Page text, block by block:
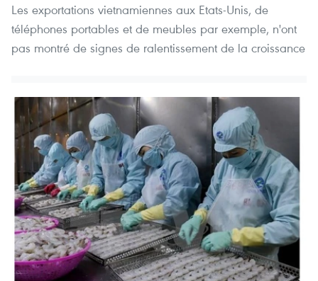
Les exportations vietnamiennes aux Etats-Unis, de
téléphones portables et de meubles par exemple, n'ont
pas montré de signes de ralentissement de la croissance